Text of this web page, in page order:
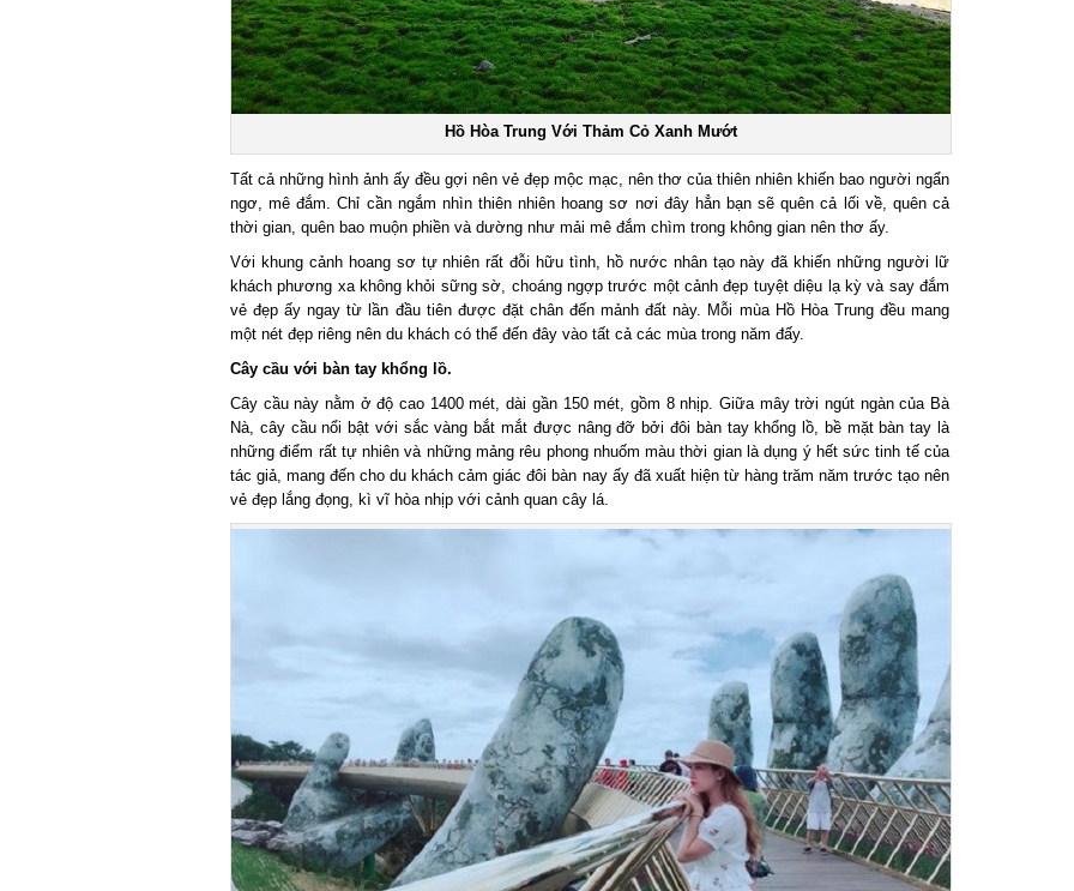
Hồ Hòa Trung Với Thảm Cỏ Xanh Mướt
Tất cả những hình ảnh ấy đều gợi nên vẻ đẹp mộc mạc, nên thơ của thiên nhiên khiến bao người ngẩn
ngơ, mê đắm. Chỉ cần ngắm nhìn thiên nhiên hoang sơ nơi đây hẳn bạn sẽ quên cả lối về, quên cả
thời gian, quên bao muộn phiền và dường như mải mê đắm chìm trong không gian nên thơ ấy.
Với khung cảnh hoang sơ tự nhiên rất đỗi hữu tình, hồ nước nhân tạo này đã khiến những người lữ
khách phương xa không khỏi sững sờ, choáng ngợp trước một cảnh đẹp tuyệt diệu lạ kỳ và say đắm
vẻ đẹp ấy ngay từ lần đầu tiên được đặt chân đến mảnh đất này. Mỗi mùa Hồ Hòa Trung đều mang
một nét đẹp riêng nên du khách có thể đến đây vào tất cả các mùa trong năm đấy.
Cây cầu với bàn tay khổng lồ.
Cây cầu này nằm ở độ cao 1400 mét, dài gần 150 mét, gồm 8 nhịp. Giữa mây trời ngút ngàn của Bà
Nà, cây cầu nổi bật với sắc vàng bắt mắt được nâng đỡ bởi đôi bàn tay khổng lồ, bề mặt bàn tay là
những điểm rất tự nhiên và những mảng rêu phong nhuốm màu thời gian là dụng ý hết sức tinh tế của
tác giả, mang đến cho du khách cảm giác đôi bàn nay ấy đã xuất hiện từ hàng trăm năm trước tạo nên
vẻ đẹp lắng đọng, kì vĩ hòa nhịp với cảnh quan cây lá.